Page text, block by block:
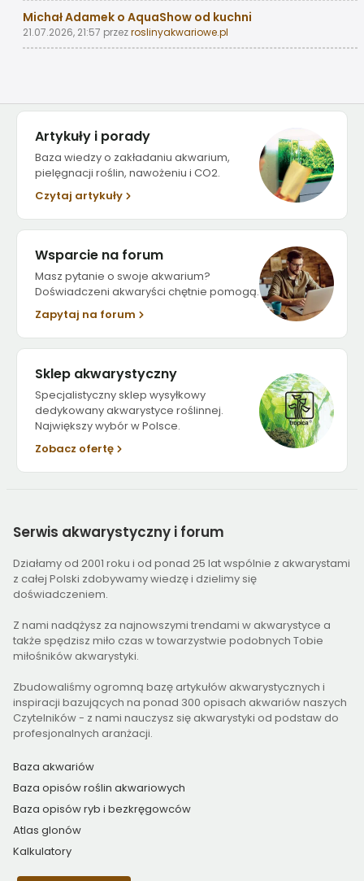
Michał Adamek o AquaShow od kuchni
21.07.2026, 21:57 przezroslinyakwariowe.pl
Artykuły i porady
Baza wiedzy o zakładaniu akwarium,
pielęgnacji roślin, nawożeniu i CO2.
Czytaj artykuły
Wsparcie na forum
Masz pytanie o swoje akwarium?
Doświadczeni akwaryści chętnie pomogą.
Zapytaj na forum
Sklep akwarystyczny
Specjalistyczny sklep wysyłkowy
dedykowany akwarystyce roślinnej.
Największy wybór w Polsce.
Zobacz ofertę
Serwis akwarystyczny i forum
Działamy od 2001 roku i od ponad 25 lat wspólnie z akwarystami
z całej Polski zdobywamy wiedzę i dzielimy się
doświadczeniem.
Z nami nadążysz za najnowszymi trendami w akwarystyce a
także spędzisz miło czas w towarzystwie podobnych Tobie
miłośników akwarystyki.
Zbudowaliśmy ogromną bazę artykułów akwarystycznych i
inspiracji bazujących na ponad 300 opisach akwariów naszych
Czytelników - z nami nauczysz się akwarystyki od podstaw do
profesjonalnych aranżacji.
Baza akwariów
Baza opisów roślin akwariowych
Baza opisów ryb i bezkręgowców
Atlas glonów
Kalkulatory